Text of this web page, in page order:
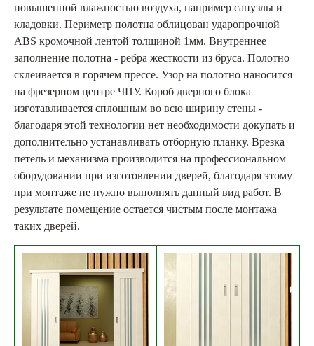
повышенной влажностью воздуха, например санузлы и
кладовки. Периметр полотна облицован ударопрочной
ABS кромочной лентой толщиной 1мм. Внутреннее
заполнение полотна - ребра жесткости из бруса. Полотно
склеивается в горячем прессе. Узор на полотно наносится
на фрезерном центре ЧПУ. Короб дверного блока
изготавливается сплошным во всю ширину стены -
благодаря этой технологии нет необходимости докупать и
дополнительно устанавливать отборную планку. Врезка
петель и механизма производится на профессиональном
оборудовании при изготовлении дверей, благодаря этому
при монтаже не нужно выполнять данный вид работ. В
результате помещение остается чистым после монтажа
таких дверей.